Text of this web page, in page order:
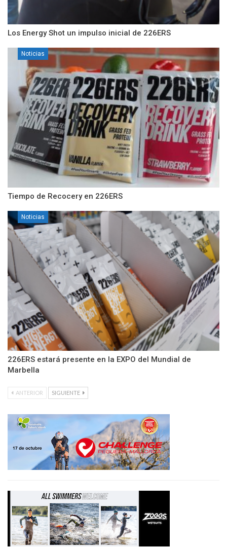
Los Energy Shot un impulso inicial de 226ERS
Noticias
Tiempo de Recocery en 226ERS
Noticias
226ERS estará presente en la EXPO del Mundial de
Marbella
ANTERIOR SIGUIENTE